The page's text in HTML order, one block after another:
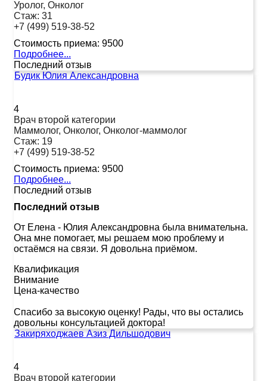
Уролог, Онколог
Стаж: 31
+7 (499) 519-38-52
Стоимость приема: 9500
Подробнее...
Последний отзыв
Будик Юлия Александровна
4
Врач второй категории
Маммолог, Онколог, Онколог-маммолог
Стаж: 19
+7 (499) 519-38-52
Стоимость приема: 9500
Подробнее...
Последний отзыв
Последний отзыв
От Елена - Юлия Александровна была внимательна.
Она мне помогает, мы решаем мою проблему и
остаёмся на связи. Я довольна приёмом.
Квалификация
Внимание
Цена-качество
Спасибо за высокую оценку! Рады, что вы остались
довольны консультацией доктора!
Закиряходжаев Азиз Дильшодович
4
Врач второй категории